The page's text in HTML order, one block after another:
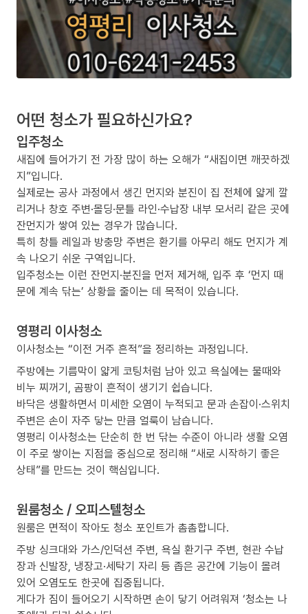
어떤 청소가 필요하신가요?
입주청소
새집에 들어가기 전 가장 많이 하는 오해가 “새집이면 깨끗하겠
지”입니다.
실제로는 공사 과정에서 생긴 먼지와 분진이 집 전체에 얇게 깔
리거나 창호 주변·몰딩·문틀 라인·수납장 내부 모서리 같은 곳에
잔먼지가 쌓여 있는 경우가 많습니다.
특히 창틀 레일과 방충망 주변은 환기를 아무리 해도 먼지가 계
속 나오기 쉬운 구역입니다.
입주청소는 이런 잔먼지·분진을 먼저 제거해, 입주 후 ‘먼지 때
문에 계속 닦는’ 상황을 줄이는 데 목적이 있습니다.
영평리 이사청소
이사청소는 “이전 거주 흔적”을 정리하는 과정입니다.
주방에는 기름막이 얇게 코팅처럼 남아 있고 욕실에는 물때와
비누 찌꺼기, 곰팡이 흔적이 생기기 쉽습니다.
바닥은 생활하면서 미세한 오염이 누적되고 문과 손잡이·스위치
주변은 손이 자주 닿는 만큼 얼룩이 남습니다.
영평리 이사청소는 단순히 한 번 닦는 수준이 아니라 생활 오염
이 주로 쌓이는 지점을 중심으로 정리해 “새로 시작하기 좋은
상태”를 만드는 것이 핵심입니다.
원룸청소 / 오피스텔청소
원룸은 면적이 작아도 청소 포인트가 촘촘합니다.
주방 싱크대와 가스/인덕션 주변, 욕실 환기구 주변, 현관 수납
장과 신발장, 냉장고·세탁기 자리 등 좁은 공간에 기능이 몰려
있어 오염도도 한곳에 집중됩니다.
게다가 짐이 들어오기 시작하면 손이 닿기 어려워져 ‘청소는 나